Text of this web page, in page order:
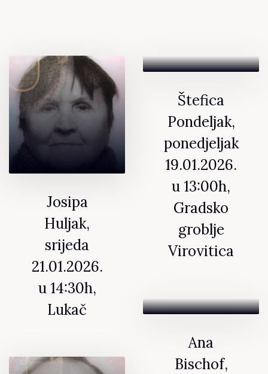
Josipa
Huljak,
srijeda
21.01.2026.
u 14:30h,
Lukač
Štefica
Pondeljak,
ponedjeljak
19.01.2026.
u 13:00h,
Gradsko
groblje
Virovitica
Ana
Bischof,